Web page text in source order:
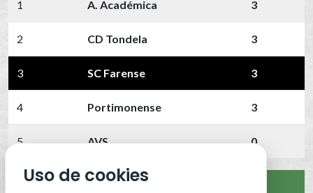
1 A. Académica 3
2 CD Tondela 3
3 SC Farense 3
4 Portimonense 3
5 AVS 0
VER CLASSIFICAÇÃO COMPLETA
Uso de cookies